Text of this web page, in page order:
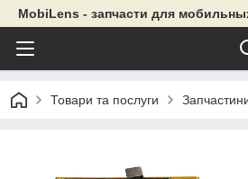
MobiLens - запчасти для
Товари та послуги